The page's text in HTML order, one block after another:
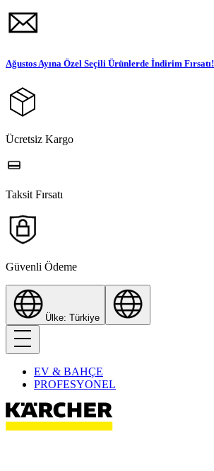
Ağustos Ayına Özel Seçili Ürünlerde İndirim Fırsatı!
Ücretsiz Kargo
Taksit Fırsatı
Güvenli Ödeme
Ülke: Türkiye
EV & BAHÇE
PROFESYONEL